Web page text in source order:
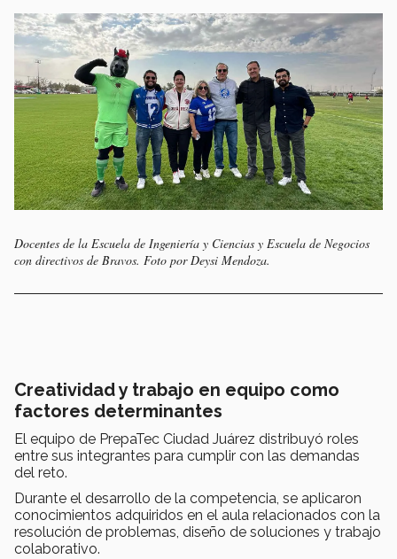
Docentes de la Escuela de Ingeniería y Ciencias y Escuela de Negocios
con directivos de Bravos. Foto por Deysi Mendoza.
Creatividad y trabajo en equipo como
factores determinantes
El equipo de PrepaTec Ciudad Juárez distribuyó roles
entre sus integrantes para cumplir con las demandas
del reto.
Durante el desarrollo de la competencia, se aplicaron
conocimientos adquiridos en el aula relacionados con la
resolución de problemas, diseño de soluciones y trabajo
colaborativo.